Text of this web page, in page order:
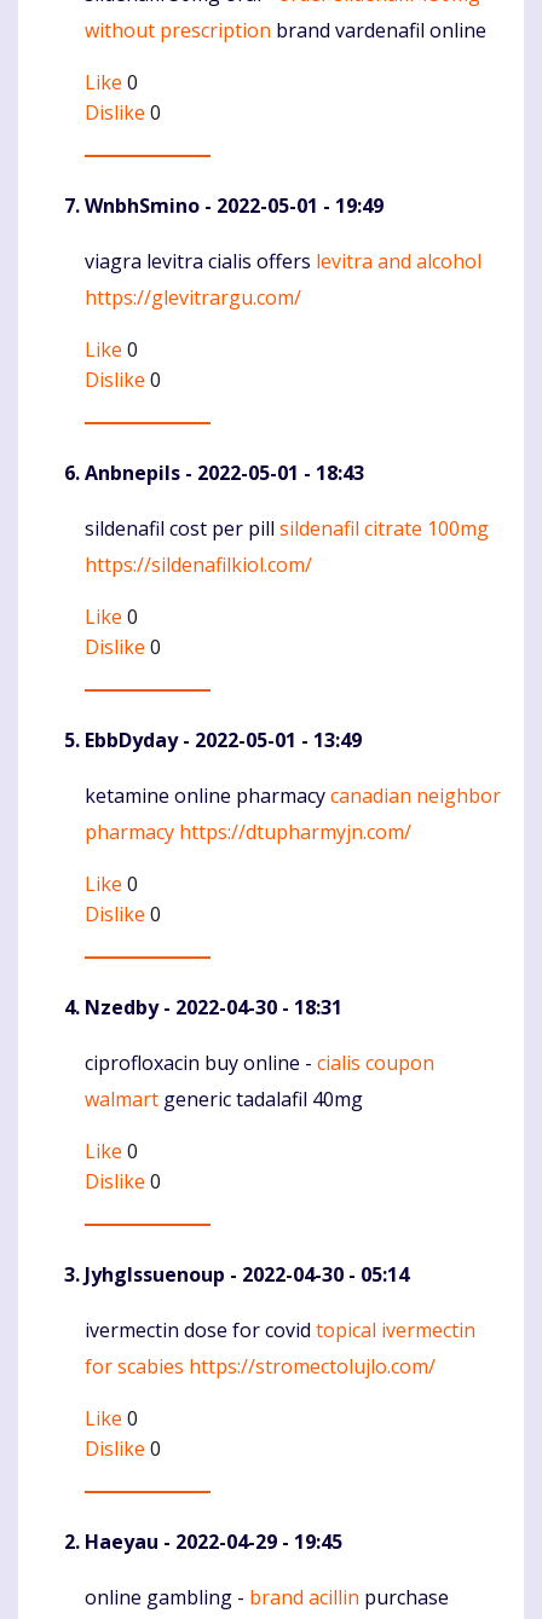
without prescription brand vardenafil online
Like 0
Dislike 0
WnbhSmino - 2022-05-01 - 19:49
Komentaras
viagra levitra cialis offers levitra and alcohol
https://glevitrargu.com/
Like 0
Dislike 0
Anbnepils - 2022-05-01 - 18:43
Komentaras
sildenafil cost per pill sildenafil citrate 100mg
https://sildenafilkiol.com/
Like 0
Dislike 0
EbbDyday- 2022-05-01 - 13:49
Komentaras
ketamine online pharmacycanadian neighbor
pharmacy https://dtupharmyjn.com/
Like 0
Dislike 0
Nzedby- 2022-04-30 - 18:31
Komentaras
ciprofloxacin buy online - cialis coupon
walmart generic tadalafil 40mg
Like 0
Dislike 0
JyhgIssuenoup - 2022-04-30 - 05:14
Komentaras
ivermectin dose for covid topical ivermectin
for scabies https://stromectolujlo.com/
Like 0
Dislike 0
Haeyau - 2022-04-29 - 19:45
Komentaras
online gambling - brand acillin purchase